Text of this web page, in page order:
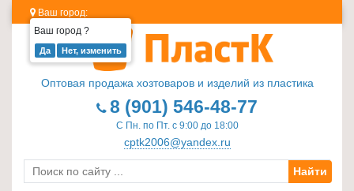
Ваш город:
Ваш город ?
Оптовая продажа хозтоваров и изделий из пластика
8 (901) 546-48-77
С Пн. по Пт. с 9:00 до 18:00
cptk2006@yandex.ru
Найти
Изделия
Стеклотара